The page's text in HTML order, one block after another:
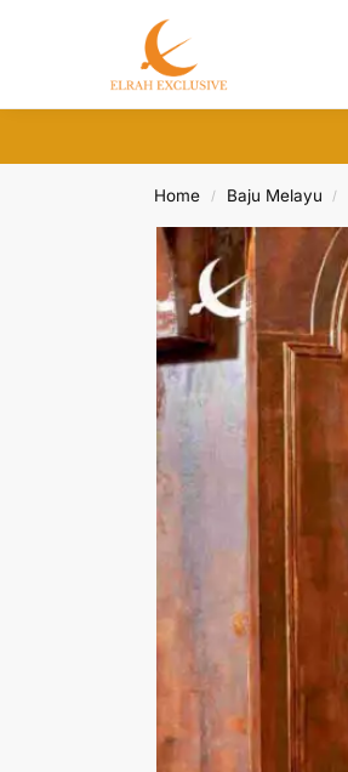
Home / Baju Melayu /